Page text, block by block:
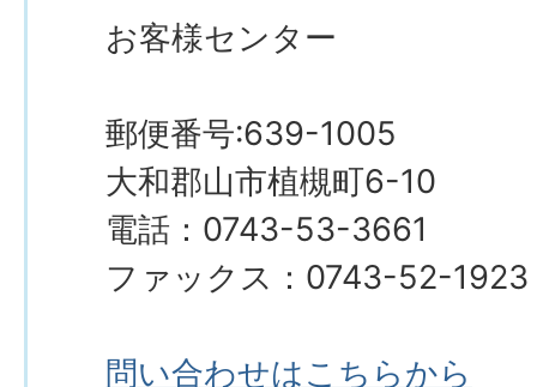
お客様センター
郵便番号:639-1005
大和郡山市植槻町6-10
電話：0743-53-3661
ファックス：0743-52-1923
問い合わせはこちらから